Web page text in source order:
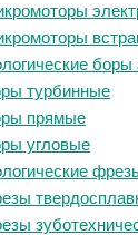
турбинные
прямые
угловые